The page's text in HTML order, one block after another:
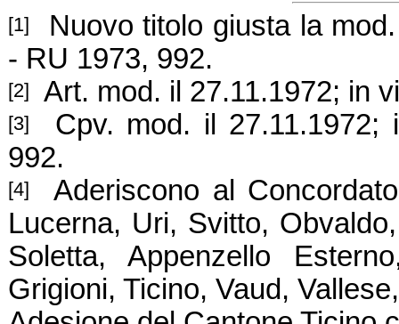
[1]
Nuovo titolo giusta la
- RU 1973, 992.
[2] Art. mod. il 27.11.1972; in
[3]
Cpv. mod. il 27.11.1972;
992.
[4]
Aderiscono al
Lucerna, Uri, Svitto,
Soletta, Appenzello
Grigioni, Ticino, Vaud,